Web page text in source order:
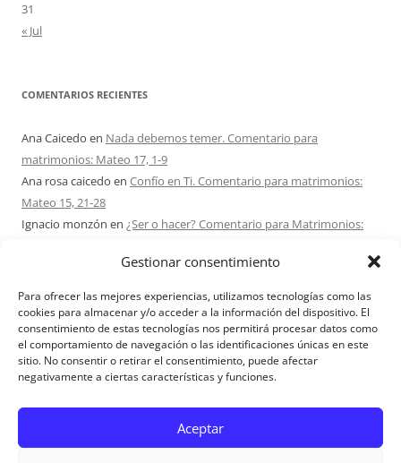
Gestionar consentimiento
Para ofrecer las mejores experiencias, utilizamos tecnologías como las
cookies para almacenar y/o acceder a la información del dispositivo. El
consentimiento de estas tecnologías nos permitirá procesar datos como
el comportamiento de navegación o las identificaciones únicas en este
sitio. No consentir o retirar el consentimiento, puede afectar
negativamente a ciertas características y funciones.
Aceptar
31
« Jul
COMENTARIOS RECIENTES
Ana Caicedo en Nada debemos temer. Comentario para
matrimonios: Mateo 17, 1-9
Ana rosa caicedo en Confío en Ti. Comentario para matrimonios:
Mateo 15, 21-28
Ignacio monzón en ¿Ser o hacer? Comentario para Matrimonios:
Maria Asuncion Herrero Mendezen¿Ser o hacer? Comentario para
Matrimonios: Mateo 15, 1-2. 10-14
Sandra Karina SolomitaenRETIRO MATRIMONIOS BUENOS AIRES
7 – 9 AGOSTO 2026